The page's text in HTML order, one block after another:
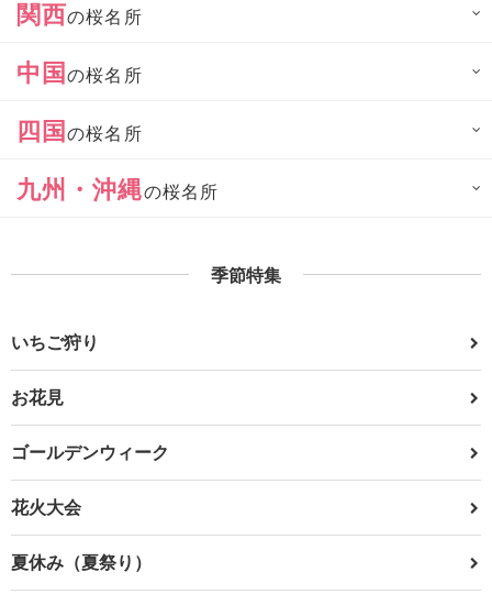
関西の桜名所
中国の桜名所
四国の桜名所
九州・沖縄の桜名所
季節特集
いちご狩り
お花見
ゴールデンウィーク
花火大会
夏休み（夏祭り）